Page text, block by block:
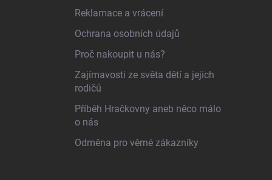
Reklamace a vrácení
Ochrana osobních údajů
Proč nakoupit u nás?
Zajímavosti ze světa dětí a jejich
rodičů
Příběh Hračkovny aneb něco málo
o nás
Odměna pro věrné zákazníky